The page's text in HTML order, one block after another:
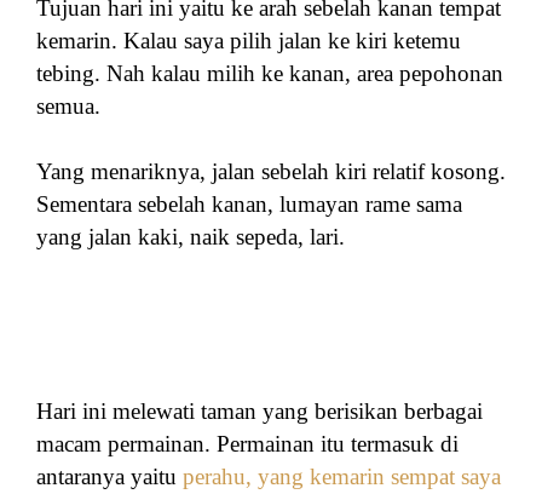
Tujuan hari ini yaitu ke arah sebelah kanan tempat
kemarin. Kalau saya pilih jalan ke kiri ketemu
tebing. Nah kalau milih ke kanan, area pepohonan
semua.
Yang menariknya, jalan sebelah kiri relatif kosong.
Sementara sebelah kanan, lumayan rame sama
yang jalan kaki, naik sepeda, lari.
Hari ini melewati taman yang berisikan berbagai
macam permainan. Permainan itu termasuk di
antaranya yaitu perahu, yang kemarin sempat saya